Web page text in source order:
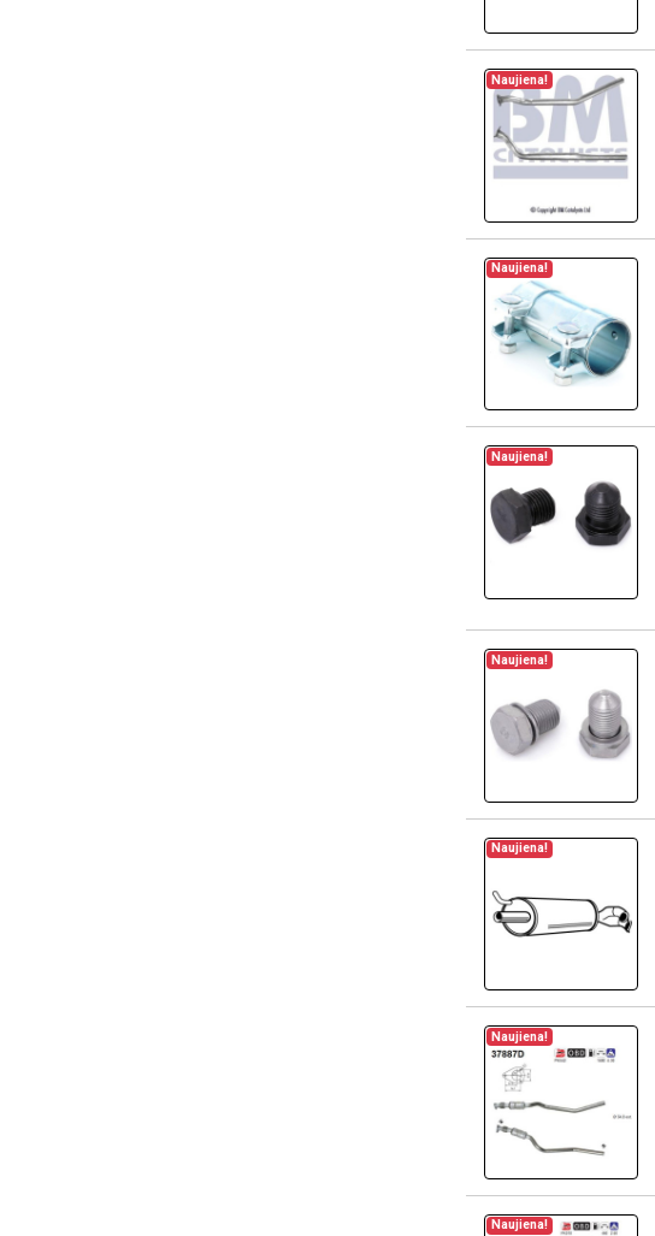
Naujiena!
Naujiena!
Naujiena!
Naujiena!
Naujiena!
Naujiena!
Naujiena!